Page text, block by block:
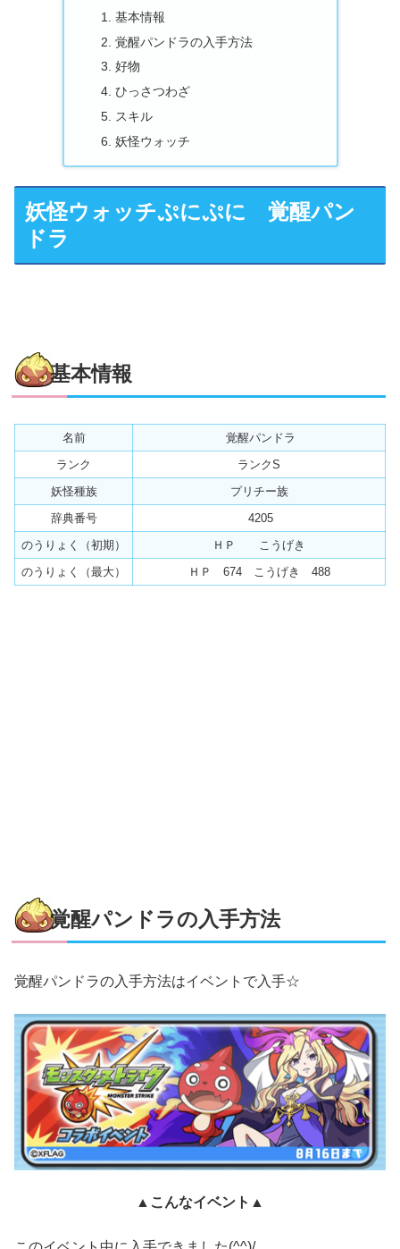
基本情報
覚醒パンドラの入手方法
好物
ひっさつわざ
スキル
妖怪ウォッチ
妖怪ウォッチぷにぷに 覚醒パン
ドラ
基本情報
名前
覚醒パンドラ
ランク
ランクS
妖怪種族
プリチー族
辞典番号
4205
のうりょく（初期）
ＨＰ こうげき
のうりょく（最大）
ＨＰ 674 こうげき 488
覚醒パンドラの入手方法
覚醒パンドラの入手方法はイベントで入手☆
▲こんなイベント▲